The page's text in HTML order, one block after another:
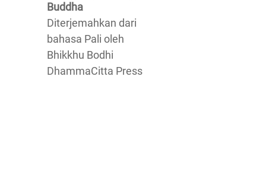
Buddha
Diterjemahkan dari
bahasa Pali oleh
Bhikkhu Bodhi
DhammaCitta Press